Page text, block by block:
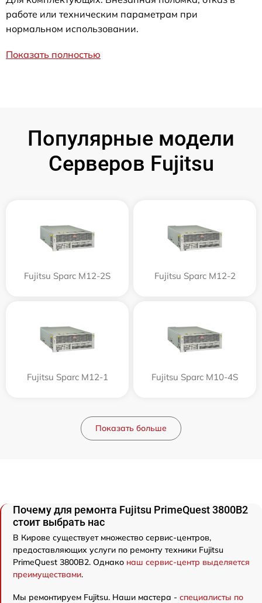
работе или техническим параметрам при
нормальном использовании.
Показать полностью
Популярные модели
Серверов Fujitsu
Fujitsu Sparc M12-2S Fujitsu Sparc M12-2
Fujitsu Sparc M12-1 Fujitsu Sparc M10-4S
Показать больше
Почему для ремонта Fujitsu PrimeQuest 3800B2
стоит выбрать нас
В Кирове существует множество сервис-центров,
предоставляющих услуги по ремонту техники Fujitsu
PrimeQuest 3800B2. Однако наш сервис-центр выделяется
преимуществами.
Мы ремонтируем Fujitsu. Наши мастера - специалисты по